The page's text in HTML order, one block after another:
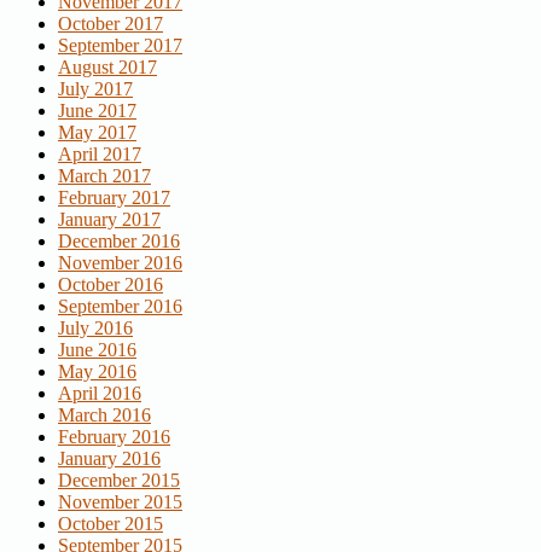
October 2017
September 2017
August 2017
July 2017
June 2017
May 2017
April 2017
March 2017
February 2017
January 2017
December 2016
November 2016
October 2016
September 2016
July 2016
June 2016
May 2016
April 2016
March 2016
February 2016
January 2016
December 2015
November 2015
October 2015
September 2015